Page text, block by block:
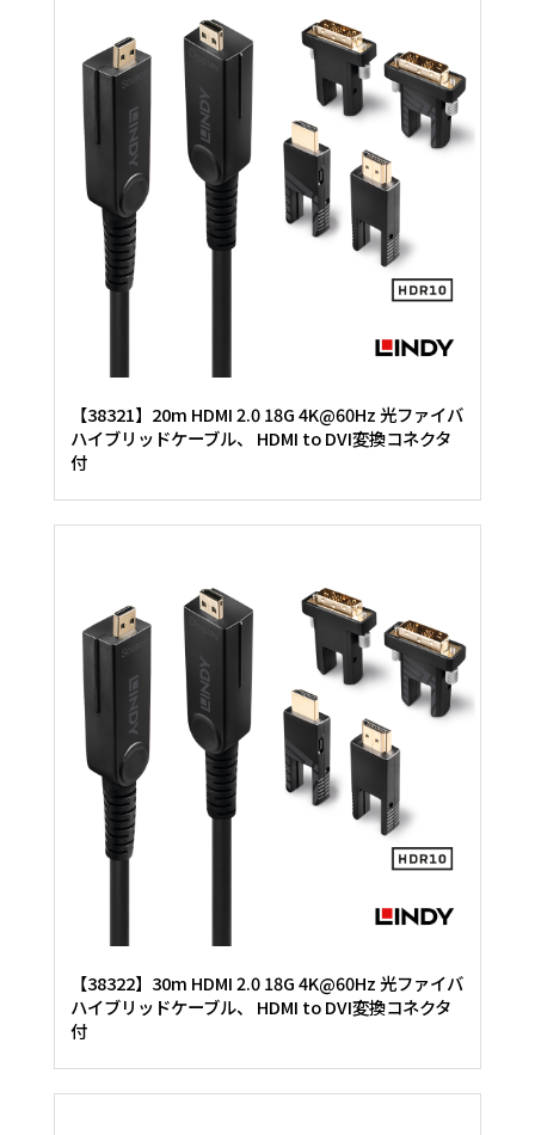
【38321】20m HDMI 2.0 18G 4K@60Hz 光ファイバ
ハイブリッドケーブル、 HDMI to DVI変換コネクタ
付
【38322】30m HDMI 2.0 18G 4K@60Hz 光ファイバ
ハイブリッドケーブル、 HDMI to DVI変換コネクタ
付